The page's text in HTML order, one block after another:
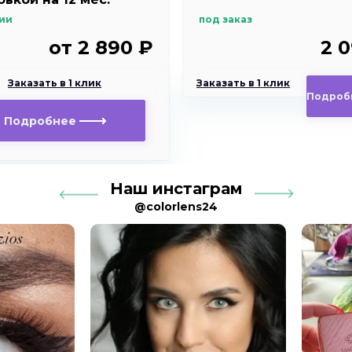
essvase green
от 2 890 ₽
Заказать в 1 клик
Подробнее
под заказ
2
Заказать в 1 клик
Наш инстаграм
@colorlens24